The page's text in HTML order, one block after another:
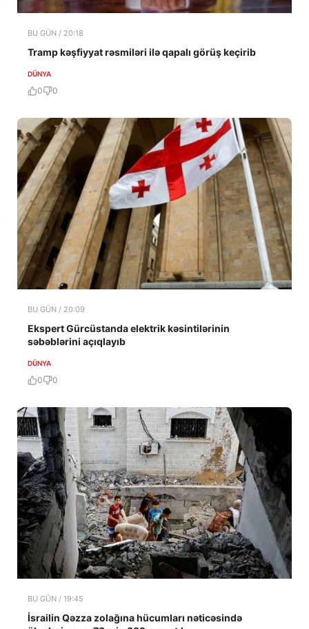
BU GÜN / 20:18
Tramp kəşfiyyat rəsmiləri ilə qapalı görüş keçirib
DÜNYA
0 0
BU GÜN / 20:09
Ekspert Gürcüstanda elektrik kəsintilərinin
səbəblərini açıqlayıb
DÜNYA
0 0
BU GÜN / 19:45
İsrailin Qəzza zolağına hücumları nəticəsində